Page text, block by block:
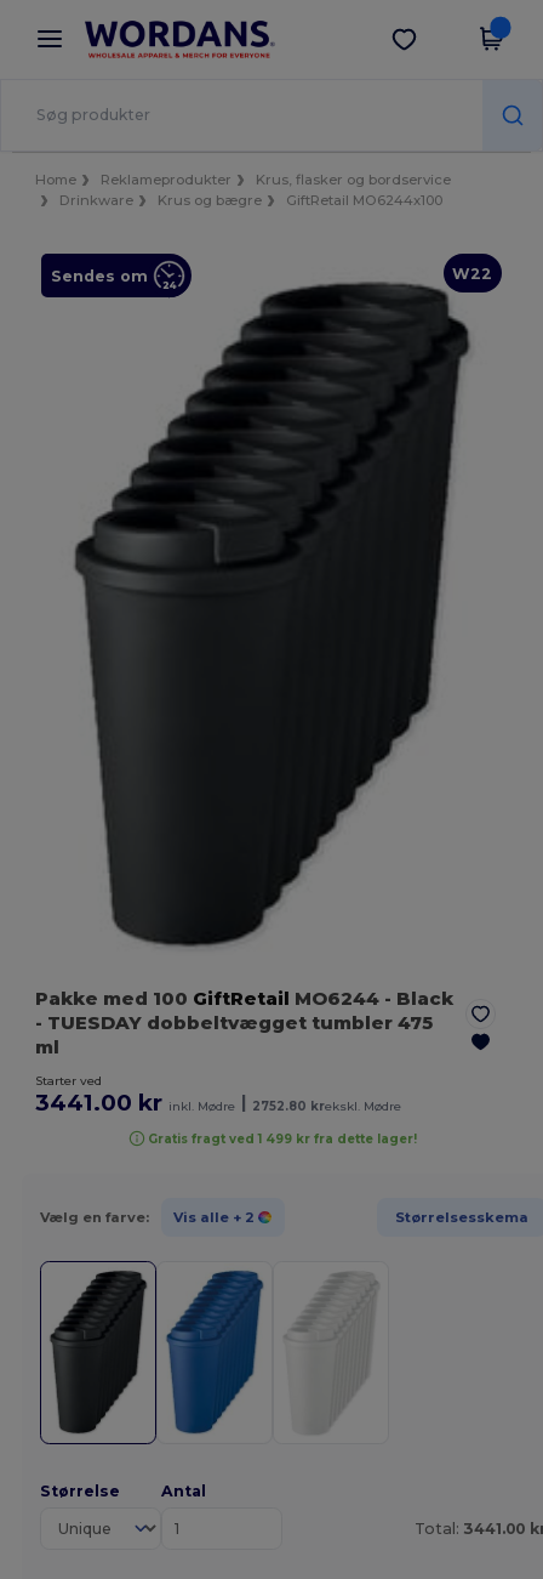
× Wordans-app
Bedre priser i appen!
Hent app
Home Reklameprodukter
Krus, flasker og bordservice
Drinkware
Krus og bægre GiftRetail MO6244x100
W22
Sendes om
Pakke med 100 GiftRetail MO6244 - Black
- TUESDAY dobbeltvægget tumbler 475
ml
Starter ved
3441.00 kr inkl. Mødre | 2752.80 krekskl. Mødre
Gratis fragt ved 1 499 kr fra dette lager!
Vælg en farve: Vis alle + 2 Størrelsesskema
Størrelse Antal
Total: 3441.00